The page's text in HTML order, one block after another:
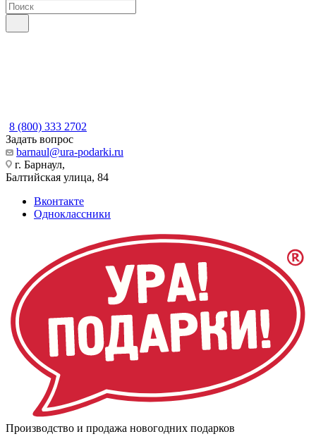
8 (800) 333 2702
Задать вопрос
barnaul@ura-podarki.ru
г. Барнаул,
Балтийская улица, 84
Вконтакте
Одноклассники
Производство и продажа новогодних подарков